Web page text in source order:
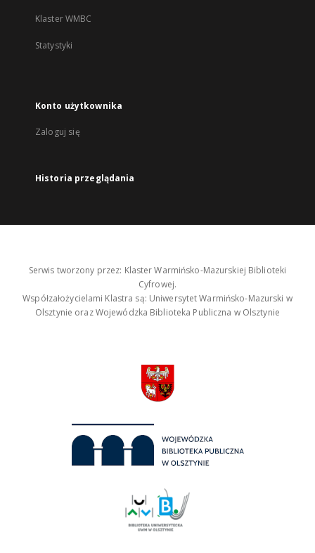
Klaster WMBC
Statystyki
Konto użytkownika
Zaloguj się
Historia przeglądania
Serwis tworzony przez: Klaster Warmińsko-Mazurskiej Biblioteki
Cyfrowej.
Współzałożycielami Klastra są: Uniwersytet Warmińsko-Mazurski w
Olsztynie oraz Wojewódzka Biblioteka Publiczna w Olsztynie